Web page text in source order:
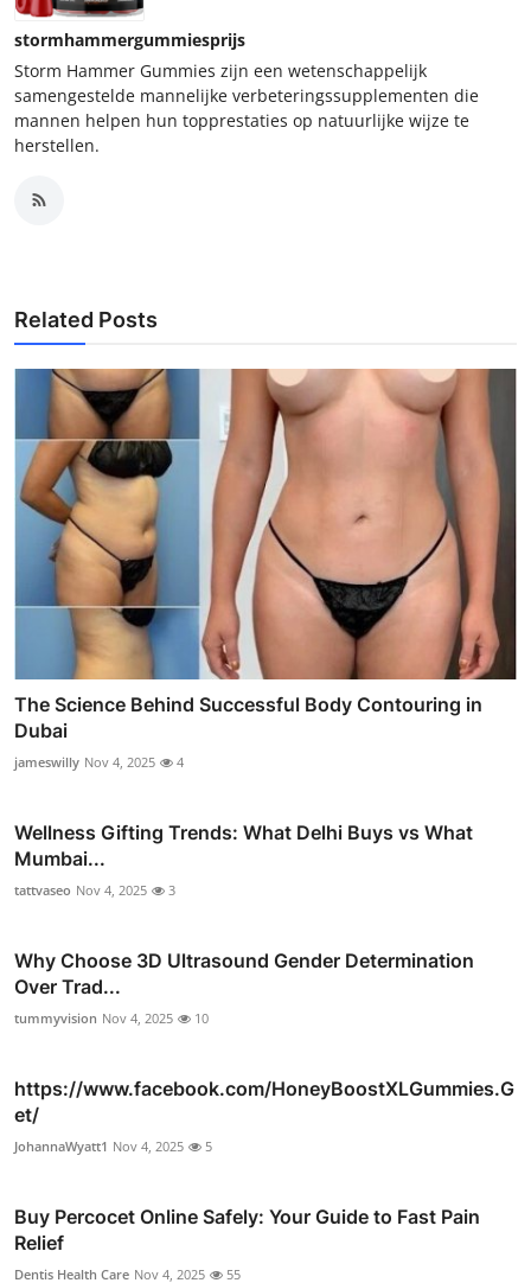
stormhammergummiesprijs
Storm Hammer Gummies zijn een wetenschappelijk
samengestelde mannelijke verbeteringssupplementen die
mannen helpen hun topprestaties op natuurlijke wijze te
herstellen.
Related Posts
The Science Behind Successful Body Contouring in
Dubai
jameswilly Nov 4, 2025 4
Wellness Gifting Trends: What Delhi Buys vs What
Mumbai...
tattvaseo Nov 4, 2025 3
Why Choose 3D Ultrasound Gender Determination
Over Trad...
tummyvision Nov 4, 2025 10
https://www.facebook.com/HoneyBoostXLGummies.G
et/
JohannaWyatt1 Nov 4, 2025 5
Buy Percocet Online Safely: Your Guide to Fast Pain
Relief
Dentis Health Care Nov 4, 2025 55